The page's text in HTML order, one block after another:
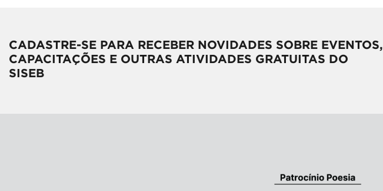
CADASTRE-SE PARA RECEBER NOVIDADES SOBRE EVENTOS,
CAPACITAÇÕES E OUTRAS ATIVIDADES GRATUITAS DO
SISEB